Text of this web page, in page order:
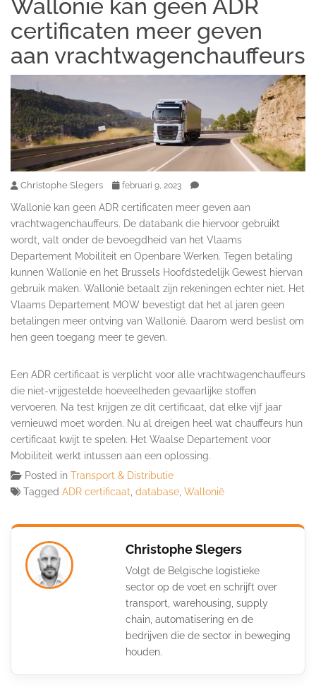
Wallonië kan geen ADR
certificaten meer geven
aan vrachtwagenchauffeurs
Christophe Slegers februari 9, 2023
Wallonië kan geen ADR certificaten meer geven aan
vrachtwagenchauffeurs. De databank die hiervoor gebruikt
wordt, valt onder de bevoegdheid van het Vlaams
Departement Mobiliteit en Openbare Werken. Tegen betaling
kunnen Wallonië en het Brussels Hoofdstedelijk Gewest hiervan
gebruik maken. Wallonië betaalt zijn rekeningen echter niet. Het
Vlaams Departement MOW bevestigt dat het al jaren geen
betalingen meer ontving van Wallonië. Daarom werd beslist om
hen geen toegang meer te geven.
Een ADR certificaat is verplicht voor alle vrachtwagenchauffeurs
die niet-vrijgestelde hoeveelheden gevaarlijke stoffen
vervoeren. Na test krijgen ze dit certificaat, dat elke vijf jaar
vernieuwd moet worden. Nu al dreigen heel wat chauffeurs hun
certificaat kwijt te spelen. Het Waalse Departement voor
Mobiliteit werkt intussen aan een oplossing.
Posted in Transport & Distributie
Tagged ADR certificaat database Wallonië
Christophe Slegers
Volgt de Belgische logistieke
sector op de voet en schrijft over
transport, warehousing, supply
chain, automatisering en de
bedrijven die de sector in beweging
houden.